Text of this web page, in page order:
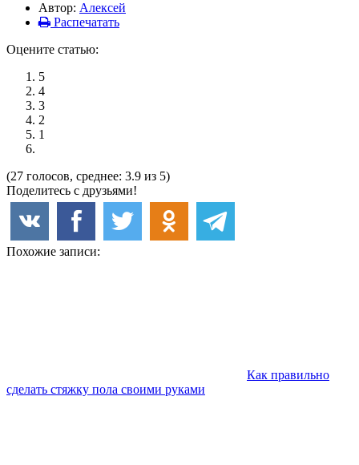
Автор: Алексей
Распечатать
Оцените статью:
5
4
3
2
1
(27 голосов, среднее: 3.9 из 5)
Поделитесь с друзьями!
Похожие записи:
Как правильно
сделать стяжку пола своими руками